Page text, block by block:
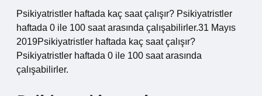
Psikiyatristler haftada kaç saat çalışır? Psikiyatristler
haftada 0 ile 100 saat arasında çalışabilirler.31 Mayıs
2019Psikiyatristler haftada kaç saat çalışır?
Psikiyatristler haftada 0 ile 100 saat arasında
çalışabilirler.